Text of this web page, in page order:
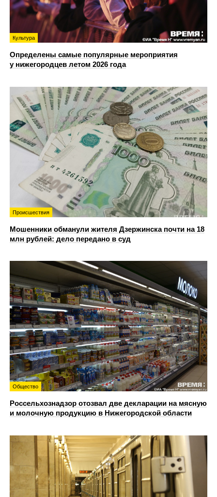
Культура
Определены самые популярные мероприятия
у нижегородцев летом 2026 года
Происшествия
Мошенники обманули жителя Дзержинска почти на 18
млн рублей: дело передано в суд
Общество
Россельхознадзор отозвал две декларации на мясную
и молочную продукцию в Нижегородской области